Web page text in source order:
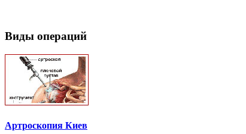
Виды операций
Артроскопия Киев